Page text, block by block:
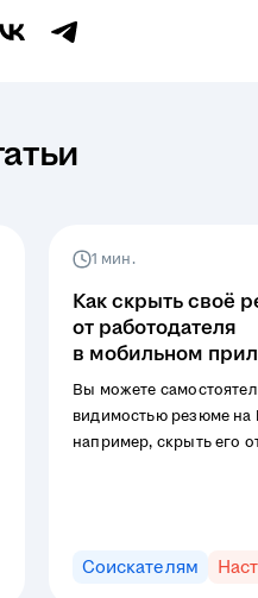
1 мин.
Как скрыть своё
от работодателя
в мобильном
Вы можете
видимостью резюме на
например, скрыть его
Соискателям